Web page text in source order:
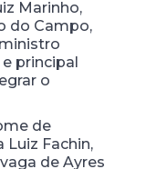
Marinho,
do Campo,
principal
o
de
Fachin,
de Ayres